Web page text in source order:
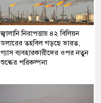
জ্বালানি নিরাপত্তায় ৪২ বিলিয়ন
ডলারের তহবিল গড়ছে ভারত,
গ্যাস ব্যবহারকারীদের ওপর নতুন
শুল্কের পরিকল্পনা